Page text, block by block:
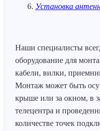
Установка
Наши специалисты
оборудование для
кабели, вилки,
Монтаж может быть
крыше или за окном, в
телецентра и
количестве точек